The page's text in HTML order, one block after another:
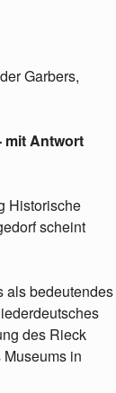
Garbers,
mit Antwort
Historische
scheint
als bedeutendes
des Rieck
in